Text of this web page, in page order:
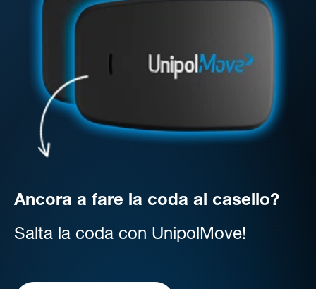
Ancora a fare la coda al casello?
Salta la coda con UnipolMove!